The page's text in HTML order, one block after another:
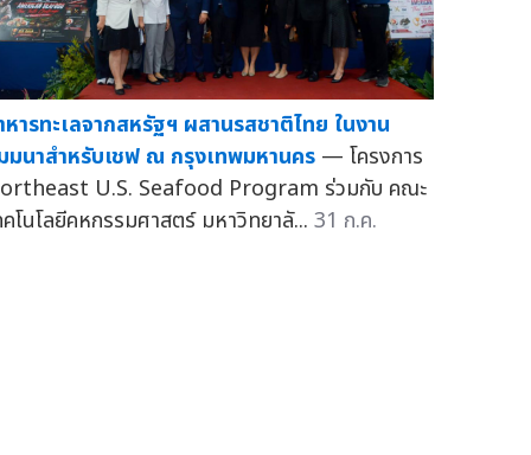
หารทะเลจากสหรัฐฯ ผสานรสชาติไทย ในงาน
มนาสำหรับเชฟ ณ กรุงเทพมหานคร — โครงการ
U.S. Seafood Program ร่วมกับ คณะ
คโนโลยีคหกรรมศาสตร์ มหาวิทยาลั... 31 ก.ค.